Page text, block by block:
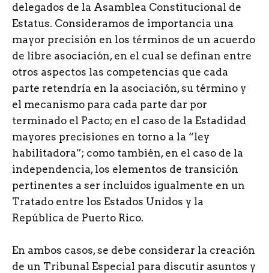
delegados de la Asamblea Constitucional de
Estatus. Consideramos de importancia una
mayor precisión en los términos de un acuerdo
de libre asociación, en el cual se definan entre
otros aspectos las competencias que cada
parte retendría en la asociación, su término y
el mecanismo para cada parte dar por
terminado el Pacto; en el caso de la Estadidad
mayores precisiones en torno a la “ley
habilitadora”; como también, en el caso de la
independencia, los elementos de transición
pertinentes a ser incluidos igualmente en un
Tratado entre los Estados Unidos y la
República de Puerto Rico.
En ambos casos, se debe considerar la creación
de un Tribunal Especial para discutir asuntos y